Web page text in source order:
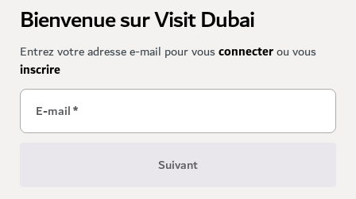
Bienvenue sur Visit Dubai
Entrez votre adresse e-mail pour vousconnecterou vous
inscrire
E-mail*
Suivant